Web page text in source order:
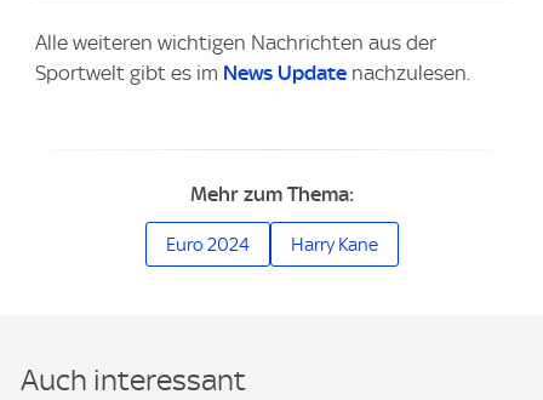
Alle weiteren wichtigen Nachrichten aus der
Sportwelt gibt es im News Update nachzulesen.
Mehr zum Thema:
Euro 2024 Harry Kane
Auch interessant